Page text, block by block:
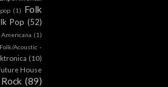
(1) Folk
Pop (52)
Americana (1)
Folk/Acoustic -
(10)
House
(89)